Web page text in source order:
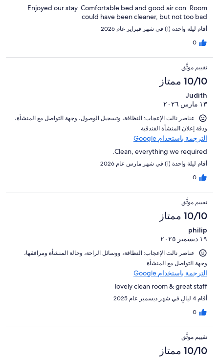
Enjoyed our stay. Comfortable bed and good air con. Room
could have been cleaner, but not too bad
أقام ليلة واحدة (1) في شهر فبراير عام 2026
0
تقييم موثَّق
10/10 ممتاز
Judith
١٣ مارس ٢٠٢٦
عناصر نالت الإعجاب: ⁦النظافة⁩، و⁦تسجيل الوصول⁩، و⁦جهة التواصل مع المنشأة⁩،
و⁦دقة إعلان المنشأة الفندقية⁩
الترجمة باستخدام Google
Clean, everything we required.
أقام ليلة واحدة (1) في شهر مارس عام 2026
0
تقييم موثَّق
10/10 ممتاز
philip
١٩ ديسمبر ٢٠٢٥
عناصر نالت الإعجاب: ⁦النظافة⁩، و⁦وسائل الراحة⁩، و⁦حالة المنشأة ومرافقها⁩،
و⁦جهة التواصل مع المنشأة⁩
الترجمة باستخدام Google
lovely clean room & great staff
أقام 4 ليالٍ في شهر ديسمبر عام 2025
0
تقييم موثَّق
10/10 ممتاز